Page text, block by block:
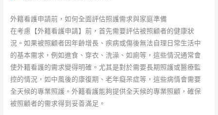
外籍看護申請前，如何全面評估照護需求與家庭準備
在考慮【外籍看護申請】前，首先需要評估被照顧者的健康狀
況。如果被照顧者因年齡增長、疾病或傷後無法自理日常生活中
的基本需求，例如進食、穿衣、洗澡、如廁等，這些情況通常會
使外籍看護的需求變得明確。尤其是對於需要長期照護或醫療監
控的情況，如中風後的康復期、老年癡呆症等，這些病情會需要
全天候的專業照護。外籍看護能夠提供全天候的專業照顧，確保
被照顧者的需求得到妥善滿足。